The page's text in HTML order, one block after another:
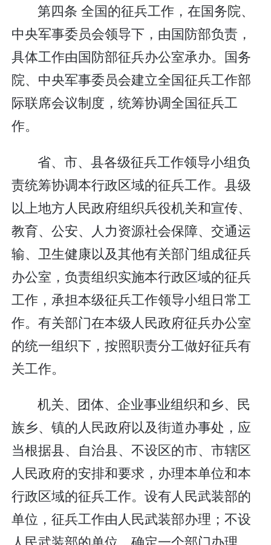
第四条 全国的征兵工作，在国务院、
中央军事委员会领导下，由国防部负责，
具体工作由国防部征兵办公室承办。国务
院、中央军事委员会建立全国征兵工作部
际联席会议制度，统筹协调全国征兵工
作。
省、市、县各级征兵工作领导小组负
责统筹协调本行政区域的征兵工作。县级
以上地方人民政府组织兵役机关和宣传、
教育、公安、人力资源社会保障、交通运
输、卫生健康以及其他有关部门组成征兵
办公室，负责组织实施本行政区域的征兵
工作，承担本级征兵工作领导小组日常工
作。有关部门在本级人民政府征兵办公室
的统一组织下，按照职责分工做好征兵有
关工作。
机关、团体、企业事业组织和乡、民
族乡、镇的人民政府以及街道办事处，应
当根据县、自治县、不设区的市、市辖区
人民政府的安排和要求，办理本单位和本
行政区域的征兵工作。设有人民武装部的
单位，征兵工作由人民武装部办理；不设